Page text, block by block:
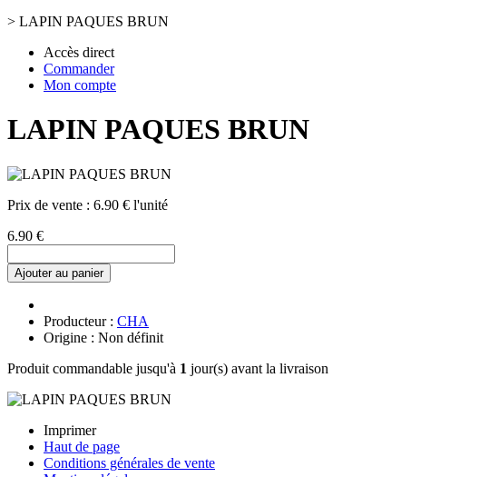
> LAPIN PAQUES BRUN
Accès direct
Commander
Mon compte
LAPIN PAQUES BRUN
Prix de vente : 6.90 € l'unité
6.90 €
Ajouter au panier
Producteur : CHA
Origine : Non définit
Produit commandable jusqu'à 1 jour(s) avant la livraison
Imprimer
Haut de page
Conditions générales de vente